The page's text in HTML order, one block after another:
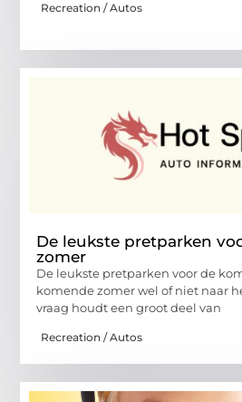
Recreation / Autos
De leukste pretparken
zomer
De leukste pretparken voor de
komende zomer wel of niet naar
vraag houdt een groot deel van
Recreation / Autos